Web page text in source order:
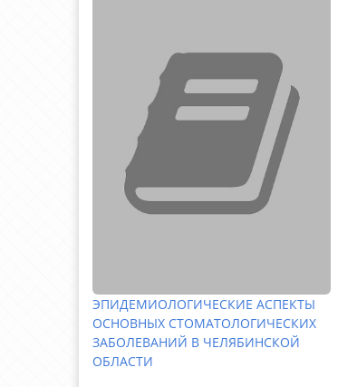
ЭПИДЕМИОЛОГИЧЕСКИЕ АСПЕКТЫ
ОСНОВНЫХ СТОМАТОЛОГИЧЕСКИХ
ЗАБОЛЕВАНИЙ В ЧЕЛЯБИНСКОЙ
ОБЛАСТИ